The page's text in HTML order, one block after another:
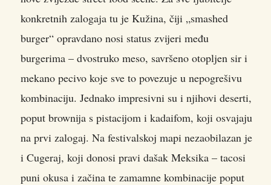
konkretnih zalogaja tu je Kužina, čiji „smashed
burger“ opravdano nosi status zvijeri među
burgerima – dvostruko meso, savršeno otopljen sir i
mekano pecivo koje sve to povezuje u nepogrešivu
kombinaciju. Jednako impresivni su i njihovi deserti,
poput brownija s pistacijom i kadaifom, koji osvajaju
na prvi zalogaj. Na festivalskoj mapi nezaobilazan je
i Cugeraj, koji donosi pravi dašak Meksika – tacosi
puni okusa i začina te zamamne kombinacije poput